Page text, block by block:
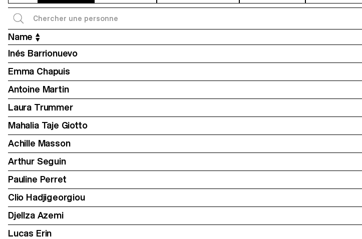
Name
Inés Barrionuevo
Emma Chapuis
Antoine Martin
Laura Trummer
Mahalia Taje Giotto
Achille Masson
Arthur Seguin
Pauline Perret
Clio Hadjigeorgiou
Djellza Azemi
Lucas Erin